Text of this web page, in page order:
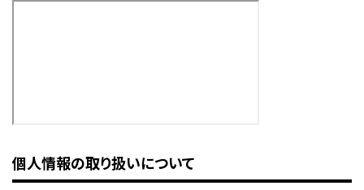
個人情報の取り扱いについて